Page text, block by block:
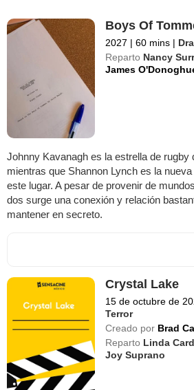
Boys Of
2027 | 60 mins |
Reparto Nancy
James
Johnny Kavanagh es la estrella de rugby
mientras que Shannon Lynch es la
este lugar. A pesar de provenir de
dos surge una conexión y relación
mantener en secreto.
Crystal Lake
15 de octubre de
Terror
Creado por Brad
Reparto Linda
Joy Suprano